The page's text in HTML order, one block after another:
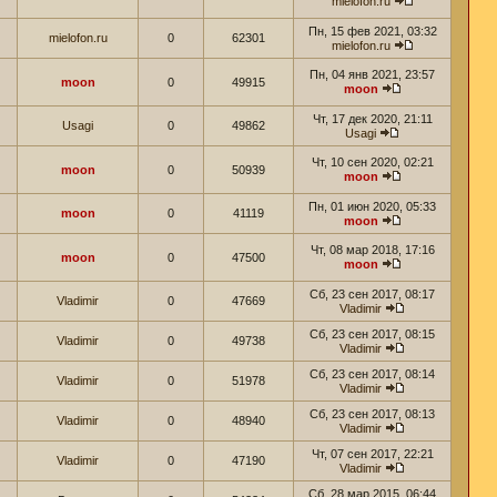
mielofon.ru 0 62301
Пн, 15 фев 2021, 03:32
mielofon.ru
moon 0 49915
Пн, 04 янв 2021, 23:57
moon
Usagi 0 49862
Чт, 17 дек 2020, 21:11
Usagi
moon 0 50939
Чт, 10 сен 2020, 02:21
moon
moon 0 41119
Пн, 01 июн 2020, 05:33
moon
moon 0 47500
Чт, 08 мар 2018, 17:16
moon
Vladimir 0 47669
Сб, 23 сен 2017, 08:17
Vladimir
Vladimir 0 49738
Сб, 23 сен 2017, 08:15
Vladimir
Vladimir 0 51978
Сб, 23 сен 2017, 08:14
Vladimir
Vladimir 0 48940
Сб, 23 сен 2017, 08:13
Vladimir
Vladimir 0 47190
Чт, 07 сен 2017, 22:21
Vladimir
Сб, 28 мар 2015, 06:44